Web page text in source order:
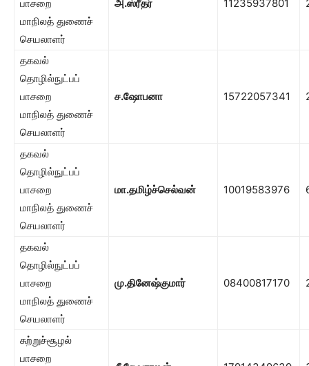
பாசறை
மாநிலத் துணைச்
செயலாளர்
அ.ஸ்ரீதர் 11235937801
தகவல்
தொழில்நுட்பப்
பாசறை
மாநிலத் துணைச்
செயலாளர்
ச.ஷோபனா 15722057341
தகவல்
தொழில்நுட்பப்
பாசறை
மாநிலத் துணைச்
செயலாளர்
மா.தமிழ்ச்செல்வன் 10019583976
தகவல்
தொழில்நுட்பப்
பாசறை
மாநிலத் துணைச்
செயலாளர்
மு.தினேஷ்குமார் 08400817170
சுற்றுச்சூழல்
பாசறை